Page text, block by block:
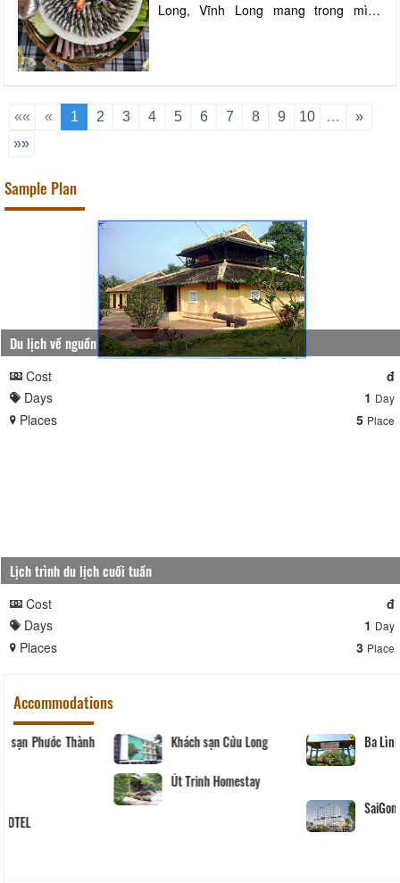
Long, Vĩnh Long mang trong mình
bước vào mộ
«« « 1 2 3 4 5 6 7 8 9 10 …
»
»»
Sample Plan
Du lịch về nguồn
Cost
đ
Days
1 Day
Places 5 Place
Lịch trình du lịch cuối tuần
Cost
đ
Days
1 Day
Places 3 Place
Accommodations
Khách sạn Phước Thành
Khách sạn Cửu Long